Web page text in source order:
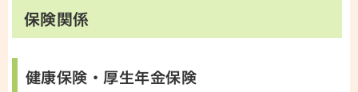
保険関係
健康保険・厚生年金保険